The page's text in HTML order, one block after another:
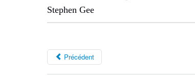
Stephen Gee
Précédent